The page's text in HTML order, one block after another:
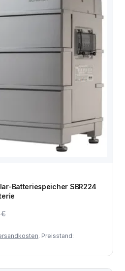
Batteriespeicher SBR224
€
. Preisstand: